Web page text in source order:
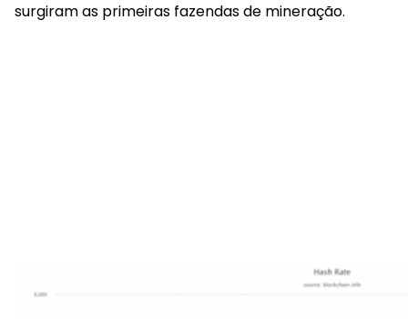
surgiram as primeiras fazendas de mineração.